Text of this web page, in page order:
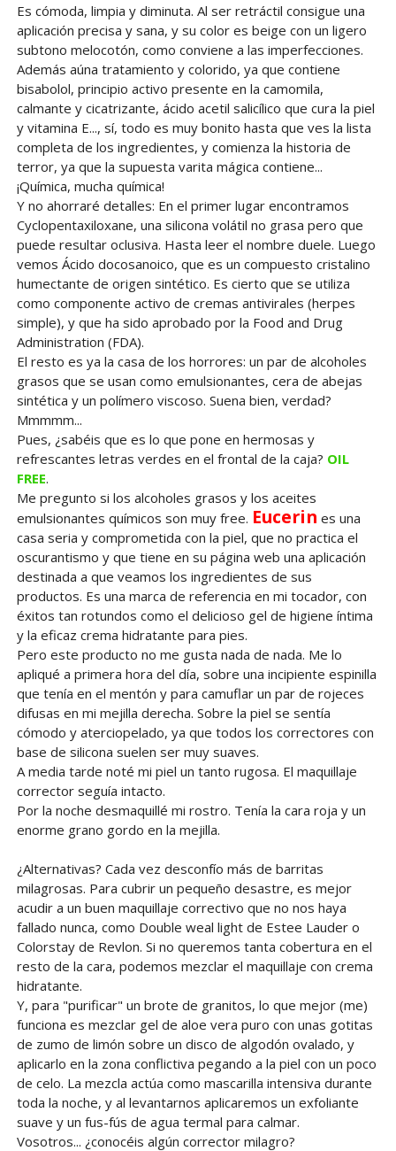
Es cómoda, limpia y diminuta. Al ser retráctil consigue una
aplicación precisa y sana, y su color es beige con un ligero
subtono melocotón, como conviene a las imperfecciones.
Además aúna tratamiento y colorido, ya que contiene
bisabolol, principio activo presente en la camomila,
calmante y cicatrizante, ácido acetil salicílico que cura la piel
y vitamina E..., sí, todo es muy bonito hasta que ves la lista
completa de los ingredientes, y comienza la historia de
terror, ya que la supuesta varita mágica contiene...
¡Química, mucha química!
Y no ahorraré detalles: En el primer lugar encontramos
Cyclopentaxiloxane, una silicona volátil no grasa pero que
puede resultar oclusiva. Hasta leer el nombre duele. Luego
vemos Ácido docosanoico, que es un compuesto cristalino
humectante de origen sintético. Es cierto que se utiliza
como componente activo de cremas antivirales (herpes
simple), y que ha sido aprobado por la Food and Drug
Administration (FDA).
El resto es ya la casa de los horrores: un par de alcoholes
grasos que se usan como emulsionantes, cera de abejas
sintética y un polímero viscoso. Suena bien, verdad?
Mmmmm...
Pues, ¿sabéis que es lo que pone en hermosas y
refrescantes letras verdes en el frontal de la caja? OIL
FREE.
Me pregunto si los alcoholes grasos y los aceites
emulsionantes químicos son muy free. Eucerin es una
casa seria y comprometida con la piel, que no practica el
oscurantismo y que tiene en su página web una aplicación
destinada a que veamos los ingredientes de sus
productos. Es una marca de referencia en mi tocador, con
éxitos tan rotundos como el delicioso gel de higiene íntima
y la eficaz crema hidratante para pies.
Pero este producto no me gusta nada de nada. Me lo
apliqué a primera hora del día, sobre una incipiente espinilla
que tenía en el mentón y para camuflar un par de rojeces
difusas en mi mejilla derecha. Sobre la piel se sentía
cómodo y aterciopelado, ya que todos los correctores con
base de silicona suelen ser muy suaves.
A media tarde noté mi piel un tanto rugosa. El maquillaje
corrector seguía intacto.
Por la noche desmaquillé mi rostro. Tenía la cara roja y un
enorme grano gordo en la mejilla.
¿Alternativas? Cada vez desconfío más de barritas
milagrosas. Para cubrir un pequeño desastre, es mejor
acudir a un buen maquillaje correctivo que no nos haya
fallado nunca, como Double weal light de Estee Lauder o
Colorstay de Revlon. Si no queremos tanta cobertura en el
resto de la cara, podemos mezclar el maquillaje con crema
hidratante.
Y, para "purificar" un brote de granitos, lo que mejor (me)
funciona es mezclar gel de aloe vera puro con unas gotitas
de zumo de limón sobre un disco de algodón ovalado, y
aplicarlo en la zona conflictiva pegando a la piel con un poco
de celo. La mezcla actúa como mascarilla intensiva durante
toda la noche, y al levantarnos aplicaremos un exfoliante
suave y un fus-fús de agua termal para calmar.
Vosotros... ¿conocéis algún corrector milagro?